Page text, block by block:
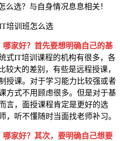
么选？与自身情况息息相关！
家好？首先要想明确自己的基
式IT培训课程的机构有很多，各
较大的差别，有些是远程授课，
授课。对于学习能力比较强或者
方式不用顾虑很多。但是对于基
言，面授课程肯定是更好的选
，听不懂随时当面找老师补习。
家好？其次，要明确自己想要